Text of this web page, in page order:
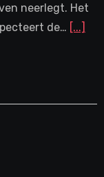
neerlegt. Het
de… [...]